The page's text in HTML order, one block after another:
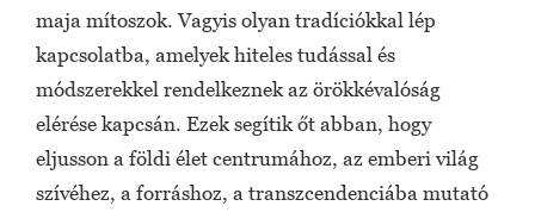
maja mítoszok. Vagyis olyan tradíciókkal lép
kapcsolatba, amelyek hiteles tudással és
módszerekkel rendelkeznek az örökkévalóság
elérése kapcsán. Ezek segítik őt abban, hogy
eljusson a földi élet centrumához, az emberi világ
szívéhez, a forráshoz, a transzcendenciába mutató